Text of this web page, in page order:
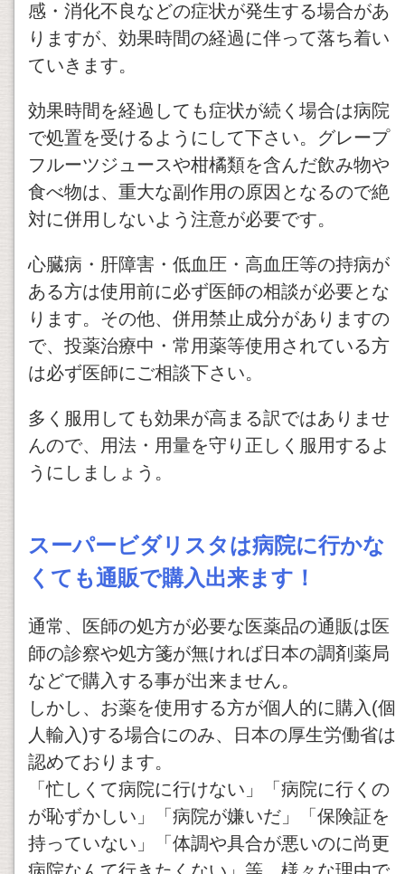
感・消化不良などの症状が発生する場合があ
りますが、効果時間の経過に伴って落ち着い
ていきます。
効果時間を経過しても症状が続く場合は病院
で処置を受けるようにして下さい。グレープ
フルーツジュースや柑橘類を含んだ飲み物や
食べ物は、重大な副作用の原因となるので絶
対に併用しないよう注意が必要です。
心臓病・肝障害・低血圧・高血圧等の持病が
ある方は使用前に必ず医師の相談が必要とな
ります。その他、併用禁止成分がありますの
で、投薬治療中・常用薬等使用されている方
は必ず医師にご相談下さい。
多く服用しても効果が高まる訳ではありませ
んので、用法・用量を守り正しく服用するよ
うにしましょう。
スーパービダリスタは病院に行かな
くても通販で購入出来ます！
通常、医師の処方が必要な医薬品の通販は医
師の診察や処方箋が無ければ日本の調剤薬局
などで購入する事が出来ません。
しかし、お薬を使用する方が個人的に購入(個
人輸入)する場合にのみ、日本の厚生労働省は
認めております。
「忙しくて病院に行けない」「病院に行くの
が恥ずかしい」「病院が嫌いだ」「保険証を
持っていない」「体調や具合が悪いのに尚更